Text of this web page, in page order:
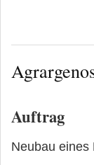
Auftrag
Neubau eines